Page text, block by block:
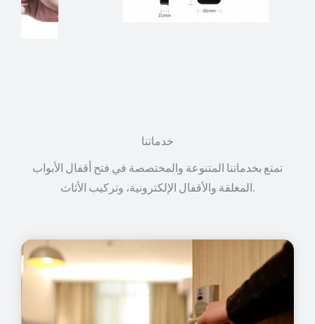
خدماتنا
تمتع بخدماتنا المتنوعة والمختصصة في فتح أقفال الأبواب